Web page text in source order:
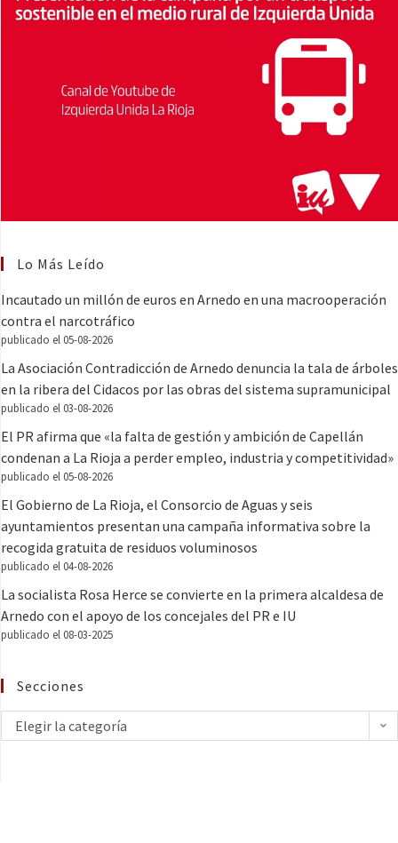
Lo Más Leído
Incautado un millón de euros en Arnedo en una macrooperación
contra el narcotráfico
publicado el 05-08-2026
La Asociación Contradicción de Arnedo denuncia la tala de árboles
en la ribera del Cidacos por las obras del sistema supramunicipal
publicado el 03-08-2026
El PR afirma que «la falta de gestión y ambición de Capellán
condenan a La Rioja a perder empleo, industria y competitividad»
publicado el 05-08-2026
El Gobierno de La Rioja, el Consorcio de Aguas y seis
ayuntamientos presentan una campaña informativa sobre la
recogida gratuita de residuos voluminosos
publicado el 04-08-2026
La socialista Rosa Herce se convierte en la primera alcaldesa de
Arnedo con el apoyo de los concejales del PR e IU
publicado el 08-03-2025
Secciones
Elegir la categoría